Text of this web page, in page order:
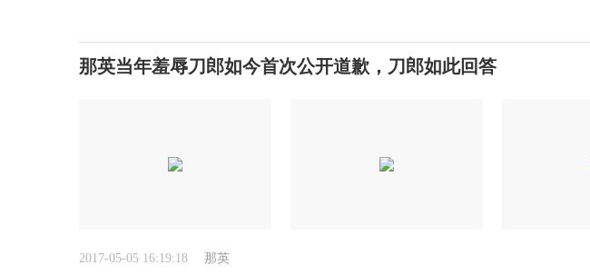
那英当年羞辱刀郎如今首次公开道歉，刀郎如此回答
2017-05-05 16:19:18 那英